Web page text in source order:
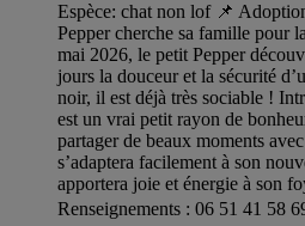
Espèce: chat non lof 📌
Pepper cherche sa famille pour
mai 2026, le petit Pepper
jours la douceur et la sécurité
noir, il est déjà très sociable !
est un vrai petit rayon de
partager de beaux moments
s’adaptera facilement à son
apportera joie et énergie à son
Renseignements : 06 51 41 58